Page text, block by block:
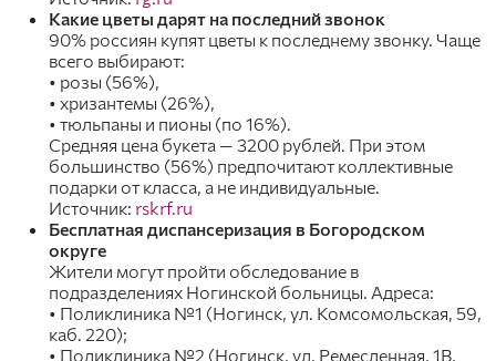
Какие цветы дарят на последний звонок
90% россиян купят цветы к последнему звонку. Чаще
всего выбирают:
• розы (56%),
• хризантемы (26%),
• тюльпаны и пионы (по 16%).
Средняя цена букета — 3200 рублей. При этом
большинство (56%) предпочитают коллективные
подарки от класса, а не индивидуальные.
Источник: rskrf.ru
Бесплатная диспансеризация в Богородском
округе
Жители могут пройти обследование в
подразделениях Ногинской больницы. Адреса:
• Поликлиника №1 (Ногинск, ул. Комсомольская, 59,
каб. 220);
• Поликлиника №2 (Ногинск, ул. Ремесленная, 1В,